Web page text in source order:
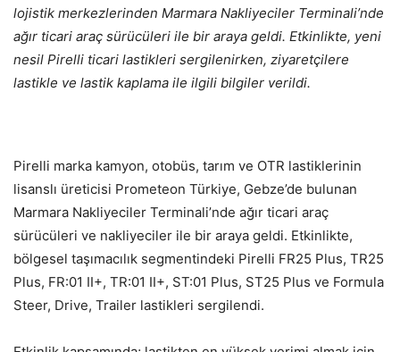
lojistik merkezlerinden Marmara Nakliyeciler Terminali’nde
ağır ticari araç sürücüleri ile bir araya geldi. Etkinlikte, yeni
nesil Pirelli ticari lastikleri sergilenirken, ziyaretçilere
lastikle ve lastik kaplama ile ilgili bilgiler verildi.
Pirelli marka kamyon, otobüs, tarım ve OTR lastiklerinin
lisanslı üreticisi Prometeon Türkiye, Gebze’de bulunan
Marmara Nakliyeciler Terminali’nde ağır ticari araç
sürücüleri ve nakliyeciler ile bir araya geldi. Etkinlikte,
bölgesel taşımacılık segmentindeki Pirelli FR25 Plus, TR25
Plus, FR:01 II+, TR:01 II+, ST:01 Plus, ST25 Plus ve Formula
Steer, Drive, Trailer lastikleri sergilendi.